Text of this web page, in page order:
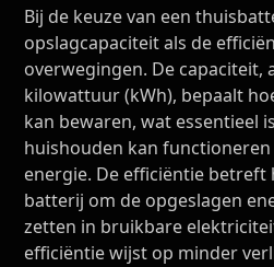
Bij de keuze van een
opslagcapaciteit als de
overwegingen. De capaciteit,
kilowattuur (kWh), bepaalt
kan bewaren, wat essentieel
huishouden kan
energie. De efficiëntie betreft
batterij om de opgeslagen
zetten in bruikbare
efficiëntie wijst op minder